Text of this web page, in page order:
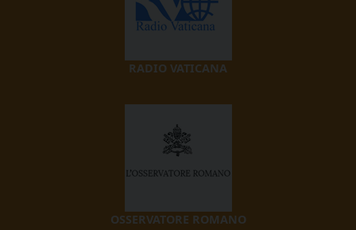
RADIO VATICANA
OSSERVATORE ROMANO